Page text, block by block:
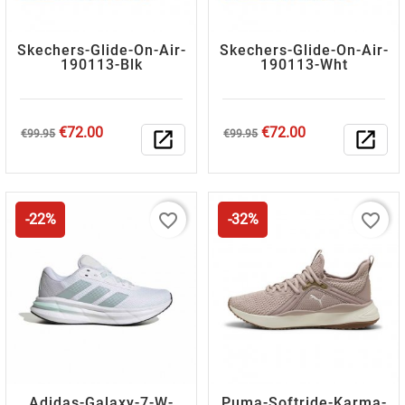
Skechers-Glide-On-Air-
190113-Blk
Regular
€99.95 Price
€72.00 open_in_new
Skechers-Glide-On-Air-
190113-Wht
Regular
€99.95 Price
€72.00 open_in_new
-22% favorite_border -32% favorite_border